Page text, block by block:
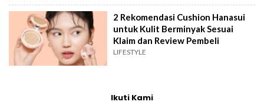
2 Rekomendasi Cushion Hanasui
untuk Kulit Berminyak Sesuai
Klaim dan Review Pembeli
LIFESTYLE
Ikuti Kami